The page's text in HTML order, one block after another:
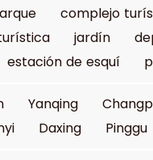
complejo
jardín
estación de esquí
Yanqing
Daxing Pinggu